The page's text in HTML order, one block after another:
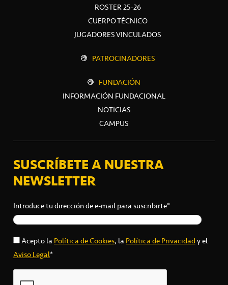
ROSTER 25-26
CUERPO TÉCNICO
JUGADORES VINCULADOS
PATROCINADORES
FUNDACIÓN
INFORMACIÓN FUNDACIONAL
NOTICIAS
CAMPUS
SUSCRÍBETE A NUESTRA
NEWSLETTER
Introduce tu dirección de e-mail para suscribirte*
Acepto laPolítica de Cookies, laPolítica de Privacidady el
Aviso Legal*